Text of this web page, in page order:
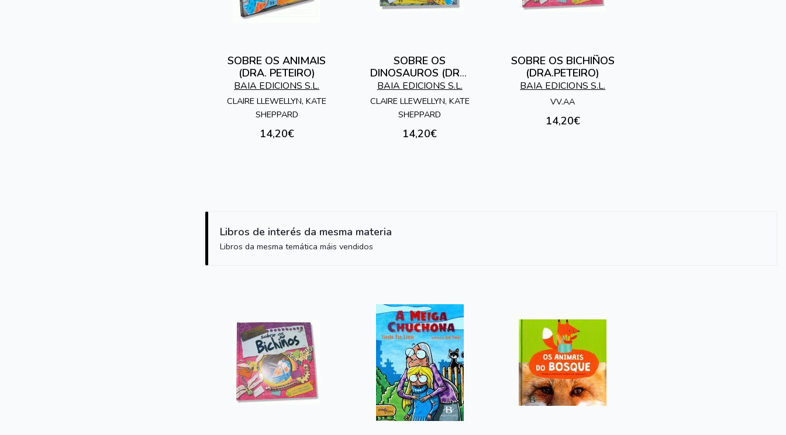
SOBRE OS ANIMAIS
(DRA. PETEIRO)
BAIA EDICIONS S.L.
CLAIRE LLEWELLYN, KATE
SHEPPARD
14,20€
SOBRE OS
DINOSAUROS (DRA.
PETEIRO)
BAIA EDICIONS S.L.
CLAIRE LLEWELLYN, KATE
SHEPPARD
14,20€
SOBRE OS BICHIÑOS
(DRA.PETEIRO)
BAIA EDICIONS S.L.
VV.AA
14,20€
Libros de interés da mesma materia
Libros da mesma temática máis vendidos